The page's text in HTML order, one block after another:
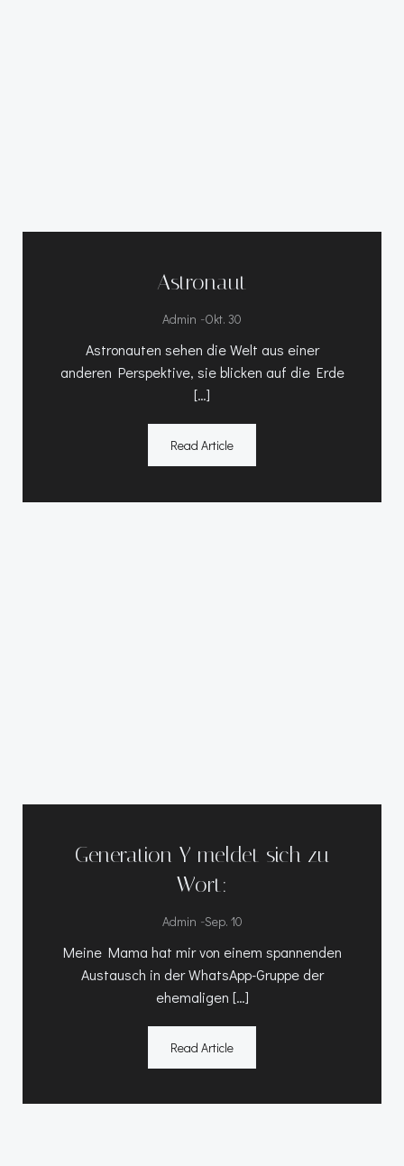
Astronaut
Admin -Okt. 30
Astronauten sehen die Welt aus einer
anderen Perspektive, sie blicken auf die Erde
[…]
Read Article
Generation Y meldet sich zu
Wort:
Admin -Sep. 10
Meine Mama hat mir von einem spannenden
Austausch in der WhatsApp-Gruppe der
ehemaligen […]
Read Article